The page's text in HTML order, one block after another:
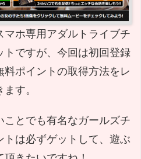
ホ専用アダルトライブチ
トですが、今回は初回登録
ポイントの取得方法をレ
す。
とでも有名なガールズチ
トは必ずゲットして、遊ぶ